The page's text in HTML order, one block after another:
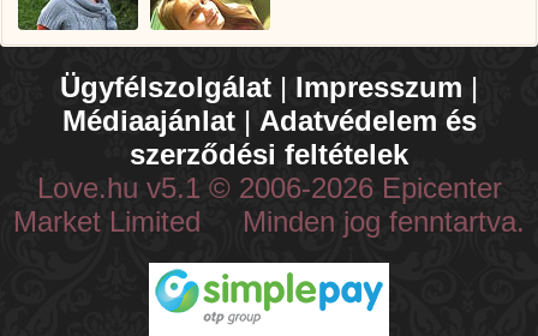
Ügyfélszolgálat | Impresszum |
Médiaajánlat| Adatvédelem és
szerződési feltételek
Love.hu v5.1 © 2006-2026 Epicenter
Market Limited Minden jog fenntartva.